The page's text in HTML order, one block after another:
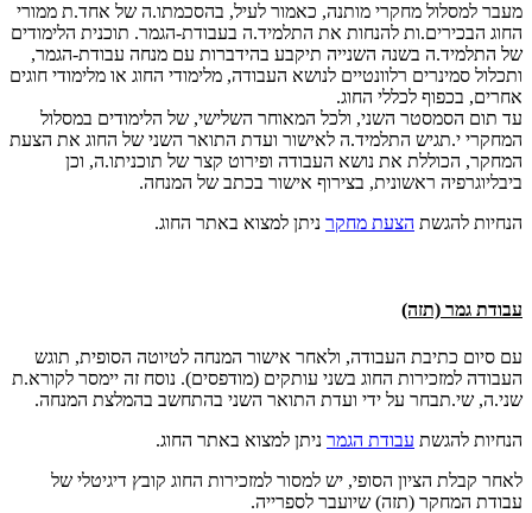
מעבר למסלול מחקרי מותנה, כאמור לעיל, בהסכמתו.ה של אחד.ת ממורי
החוג הבכירים.ות להנחות את התלמיד.ה בעבודת-הגמר. תוכנית הלימודים
של התלמיד.ה בשנה השנייה תיקבע בהידברות עם מנחה עבודת-הגמר,
ותכלול סמינרים רלוונטיים לנושא העבודה, מלימודי החוג או מלימודי חוגים
אחרים, בכפוף לכללי החוג.
עד תום הסמסטר השני, ולכל המאוחר השלישי, של הלימודים במסלול
המחקרי י.תגיש התלמיד.ה לאישור ועדת התואר השני של החוג את הצעת
המחקר, הכוללת את נושא העבודה ופירוט קצר של תוכניתו.ה, וכן
ביבליוגרפיה ראשונית, בצירוף אישור בכתב של המנחה.
הנחיות להגשת הצעת מחקר ניתן למצוא באתר החוג.
עבודת גמר (תזה)
עם סיום כתיבת העבודה, ולאחר אישור המנחה לטיוטה הסופית, תוגש
העבודה למזכירות החוג בשני עותקים (מודפסים). נוסח זה יימסר לקורא.ת
שני.ה, שי.תבחר על ידי ועדת התואר השני בהתחשב בהמלצת המנחה.
הנחיות להגשת עבודת הגמר ניתן למצוא באתר החוג.
לאחר קבלת הציון הסופי, יש למסור למזכירות החוג קובץ דיגיטלי של
עבודת המחקר (תזה) שיועבר לספרייה.